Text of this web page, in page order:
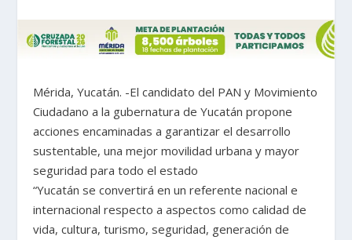
Mérida, Yucatán. -El candidato del PAN y Movimiento
Ciudadano a la gubernatura de Yucatán propone
acciones encaminadas a garantizar el desarrollo
sustentable, una mejor movilidad urbana y mayor
seguridad para todo el estado
“Yucatán se convertirá en un referente nacional e
internacional respecto a aspectos como calidad de
vida, cultura, turismo, seguridad, generación de